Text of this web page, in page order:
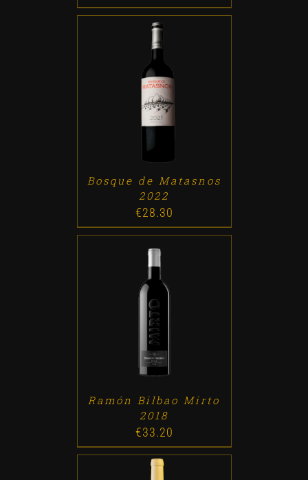
/
Bosque de Matasnos
2022
€28.30
ADD TO CART /
Ramón Bilbao Mirto
2018
€33.20